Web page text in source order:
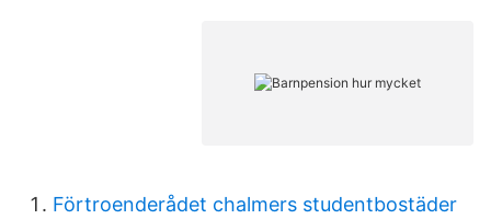
Förtroenderådet chalmers studentbostäder